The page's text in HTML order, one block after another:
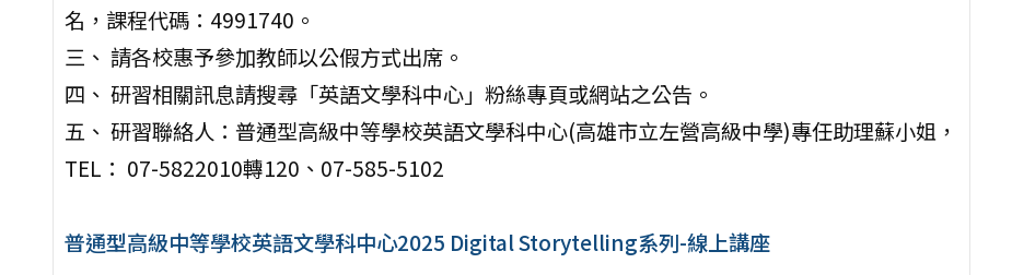
名，課程代碼：4991740。
三、 請各校惠予參加教師以公假方式出席。
四、 研習相關訊息請搜尋「英語文學科中心」粉絲專頁或網站之公告。
五、 研習聯絡人：普通型高級中等學校英語文學科中心(高雄市立左營高級中學)專任助理蘇小姐，
TEL： 07-5822010轉120、07-585-5102
普通型高級中等學校英語文學科中心2025 Digital Storytelling系列-線上講座